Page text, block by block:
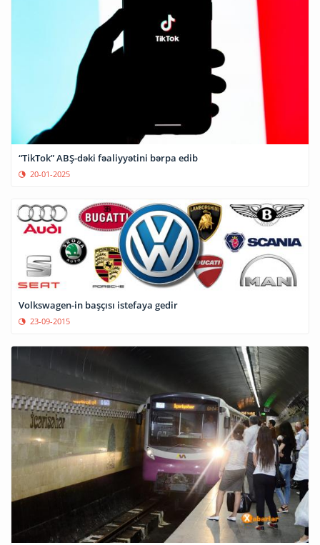
“TikTok” ABŞ-dəki fəaliyyətini bərpa edib
20-01-2025
Volkswagen-in başçısı istefaya gedir
23-09-2015